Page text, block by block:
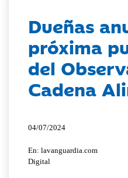
Dueñas
próxima
del
Cadena
04/07/2024
En: lavanguardia.com
Digital